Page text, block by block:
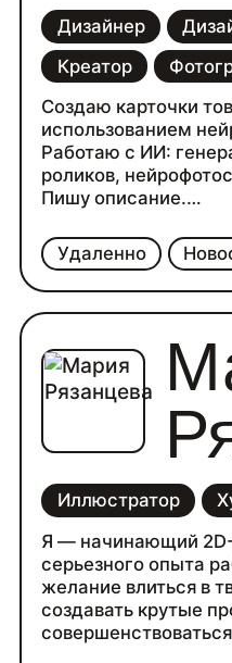
Удаленно
Дизайнер
Креатор
Создаю карточки
использованием
Работаю с ИИ:
роликов,
Пишу описание.
Иллюстратор
Я — начинающий
серьезного опыта
желание влиться в
создавать крутые